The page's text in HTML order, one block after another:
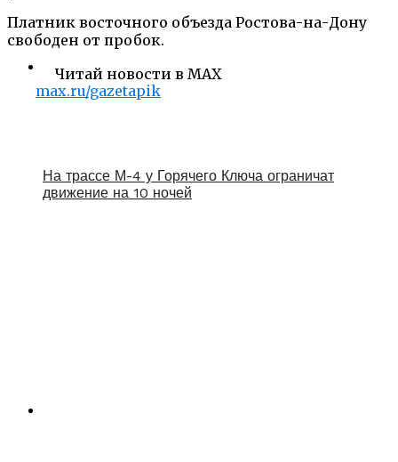
Платник восточного объезда Ростова-на-Дону
свободен от пробок.
Читай новости в MAX
max.ru/gazetapik
На трассе М-4 у Горячего Ключа ограничат
движение на 10 ночей